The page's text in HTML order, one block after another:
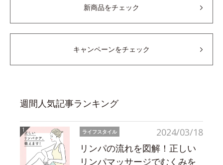
新商品をチェック
キャンペーンをチェック
週間人気記事ランキング
2024/03/18
ライフスタイル
リンパの流れを図解！正しい
リンパマッサージでむくみを